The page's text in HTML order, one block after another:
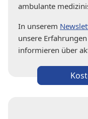
ambulante
In unserem
unsere
informieren über